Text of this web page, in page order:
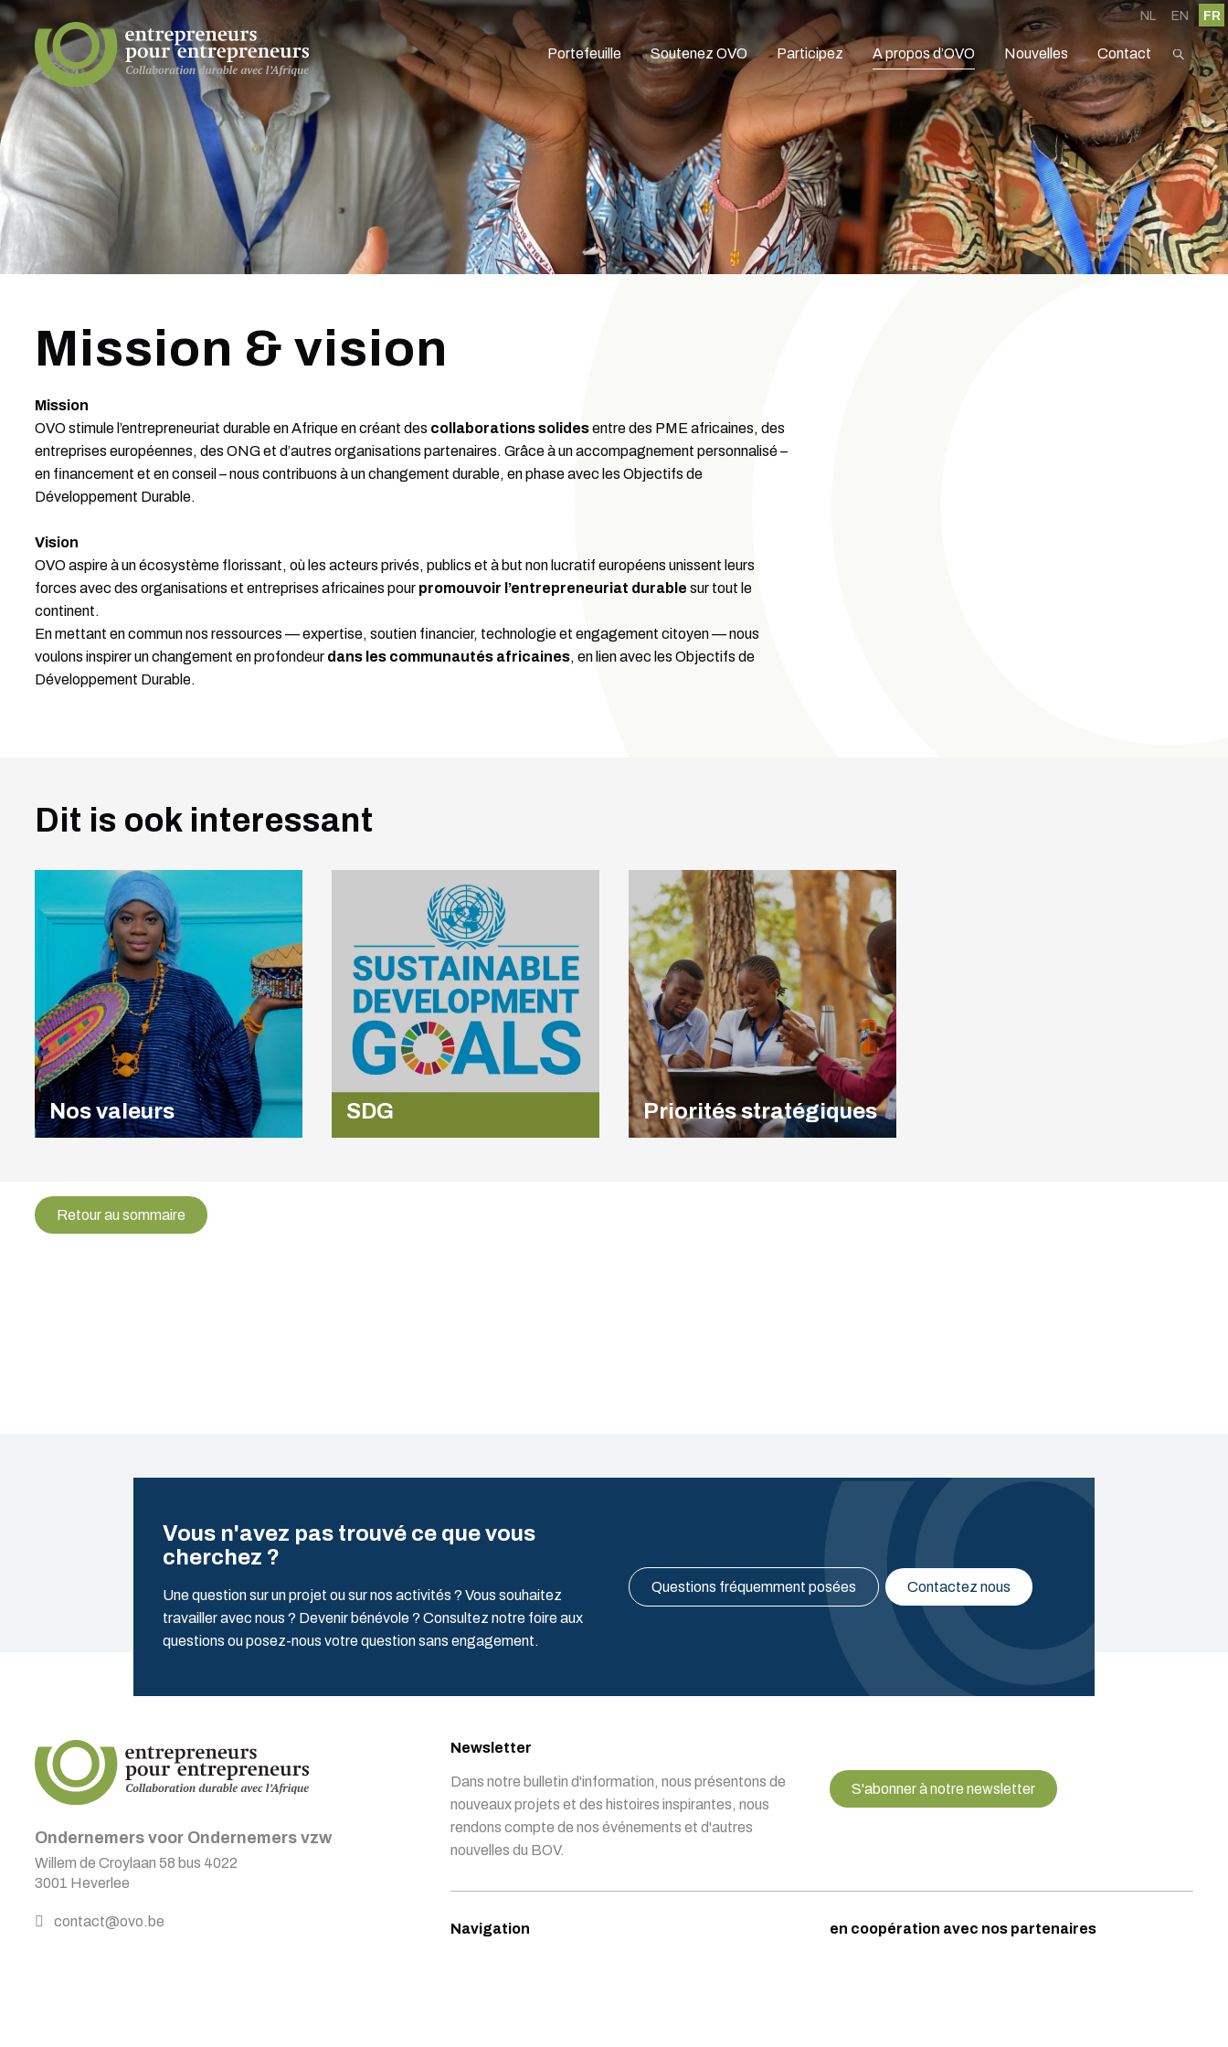
NL EN FR
Portefeuille Soutenez OVO Participez A propos d’OVO Nouvelles Contact
Mission & vision
Mission
OVO stimule l’entrepreneuriat durable en Afrique en créant des collaborations solidesentre des PME africaines, des
entreprises européennes, des ONG et d’autres organisations partenaires. Grâce à un accompagnement personnalisé –
en financement et en conseil – nous contribuons à un changement durable, en phase avec les Objectifs de
Développement Durable.
Vision
OVO aspire à un écosystème florissant, où les acteurs privés, publics et à but non lucratif européens unissent leurs
forces avec des organisations et entreprises africaines pour promouvoir l’entrepreneuriat durable sur tout le
continent.
En mettant en commun nos ressources — expertise, soutien financier, technologie et engagement citoyen — nous
voulons inspirer un changement en profondeur dans les communautés africaines, en lien avec les Objectifs de
Développement Durable.
Dit is ook interessant
Nos valeurs SDG Priorités stratégiques
Retour au sommaire
Vous n'avez pas trouvé ce que vous
cherchez ?
Une question sur un projet ou sur nos activités ? Vous souhaitez
travailler avec nous ? Devenir bénévole ? Consultez notre foire aux
questions ou posez-nous votre question sans engagement.
Questions fréquemment posées Contactez nous
Ondernemers voor Ondernemers vzw
Willem de Croylaan 58 bus 4022
3001 Heverlee
contact@ovo.be
Newsletter
Dans notre bulletin d'information, nous présentons de
nouveaux projets et des histoires inspirantes, nous
rendons compte de nos événements et d'autres
nouvelles du BOV.
S'abonner à notre newsletter
Navigation en coopération avec nos partenaires